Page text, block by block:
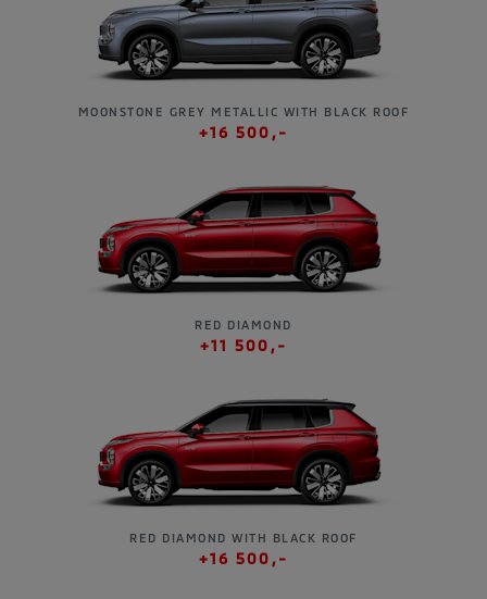
MOONSTONE GREY METALLIC WITH BLACK ROOF
+16 500,-
RED DIAMOND
+11 500,-
RED DIAMOND WITH BLACK ROOF
+16 500,-